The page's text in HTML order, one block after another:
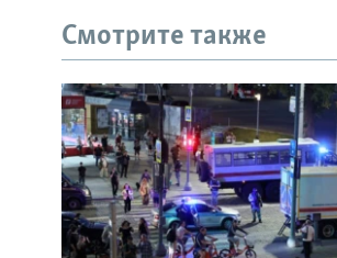
Смотрите также